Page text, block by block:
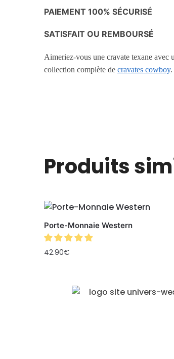
PAIEMENT 100% SÉCURISÉ
SATISFAIT OU REMBOURSÉ
Aimeriez-vous une cravate texane avec
collection complète decravates cowboy.
Produits
Porte-Monnaie Western
42.90€